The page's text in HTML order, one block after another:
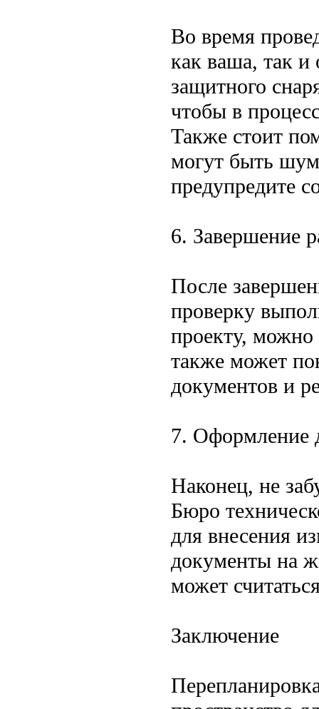
Во время
как ваша, так
защитного
чтобы в
Также стоит
могут быть
предупредите
6. Завершение
После
проверку
проекту, можно
также может
документов и
7. Оформление
Наконец, не
Бюро
для внесения
документы на
может
Заключение